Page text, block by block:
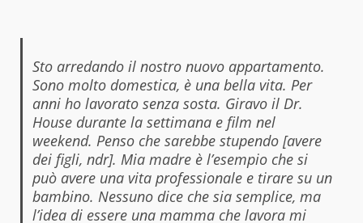
Sto arredando il nostro nuovo appartamento.
Sono molto domestica, è una bella vita. Per
anni ho lavorato senza sosta. Giravo il Dr.
House durante la settimana e film nel
weekend. Penso che sarebbe stupendo [avere
dei figli, ndr]. Mia madre è l’esempio che si
può avere una vita professionale e tirare su un
bambino. Nessuno dice che sia semplice, ma
l’idea di essere una mamma che lavora mi